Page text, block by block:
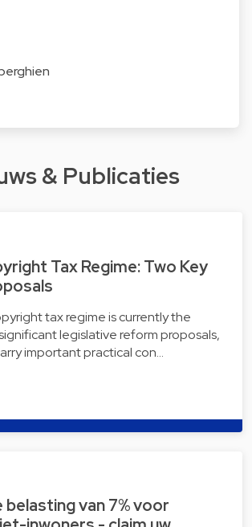
& Publicaties
Tax Regime: Two Key
tax regime is currently the
legislative reform proposals,
important practical con…
van 7% voor